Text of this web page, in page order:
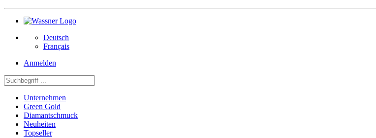
Deutsch
Français
Anmelden
Unternehmen
Green Gold
Diamantschmuck
Neuheiten
Topseller